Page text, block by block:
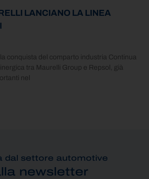
LANCIANO LA LINEA
conquista del comparto industria Continua
tra Maurelli Group e Repsol, già
nel
dal settore automotive
newsletter